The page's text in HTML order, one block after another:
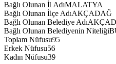
Bağlı Olunan İl AdıMALATYA
Bağlı Olunan İlçe AdıAKÇADAĞ
Bağlı Olunan Belediye Adı
Bağlı Olunan Belediyenin Niteliği
Toplam Nüfusu95
Erkek Nüfusu56
Kadın Nüfusu39